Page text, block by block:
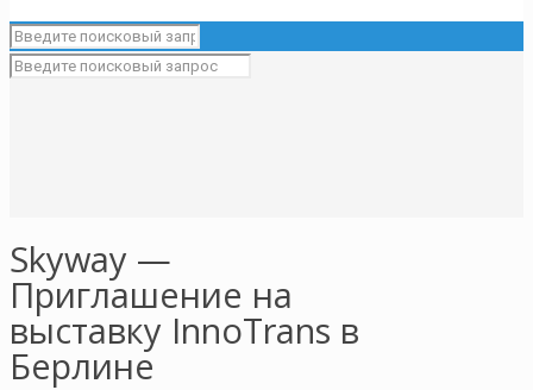
Skyway —
Приглашение на
выставку InnoTrans в
Берлине